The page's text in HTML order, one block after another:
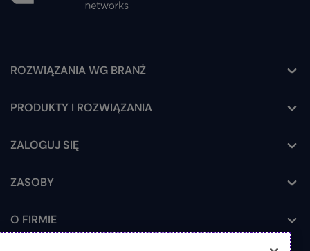
Toggle
ROZWIĄZANIA WG BRANŻ
Toggle
PRODUKTY I ROZWIĄZANIA
Toggle
ZALOGUJ SIĘ
Toggle
ZASOBY
Toggle
O FIRMIE